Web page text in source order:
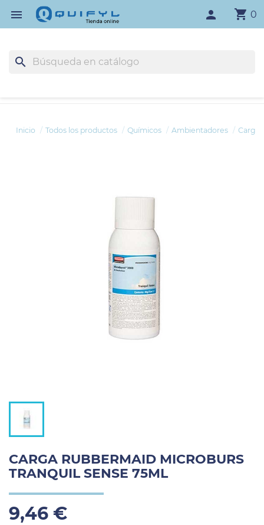
 shopping_cart 0
person
search
Inicio Todos los productos Químicos Ambientadores Carga
CARGA RUBBERMAID MICROBURS
TRANQUIL SENSE 75ML
9,46 €